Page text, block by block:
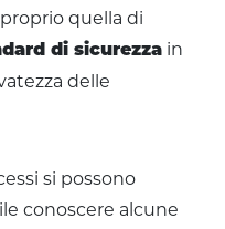
quella di
di sicurezza in
delle
si possono
conoscere alcune